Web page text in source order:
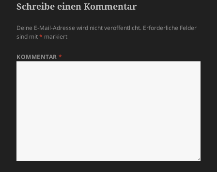
Schreibe einen Kommentar
Deine E-Mail-Adresse wird nicht veröffentlicht. Erforderliche Felder
sind mit* markiert
KOMMENTAR*